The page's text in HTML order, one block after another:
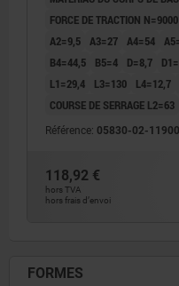
FORCE DE TRACTION N=9000
A2=9,5 A3=27 A4=54
B4=44,5
B5=4 D=8,7
L1=29,4
L3=130 L4=12,7
COURSE DE SERRAGE L2=63
Référence: 05830-02-
118,92 €
hors TVA
hors frais d’envoi
FORMES